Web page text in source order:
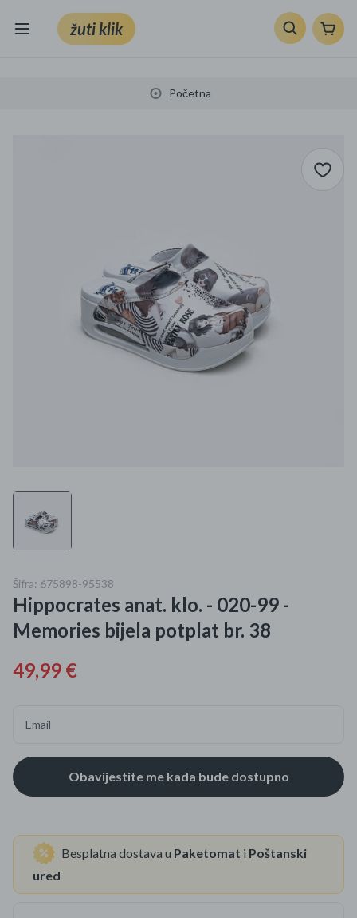
žuti klik
Sport i slobodno vrijeme
Ljepota i zdravlje
Kućanski aparati
Specijalne kategorije
Kišobrani akcija
Ograničena cijena
Najpopularniji proizvodi
Početna
Šifra: 675898-95538
Hippocrates anat. klo. - 020-99 -
Memories bijela potplat br. 38
49,99 €
Email
Besplatna dostava u Paketomat i Poštanski
ured